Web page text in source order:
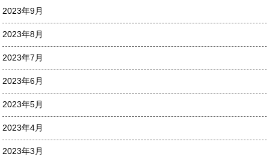
2023年9月
2023年8月
2023年7月
2023年6月
2023年5月
2023年4月
2023年3月